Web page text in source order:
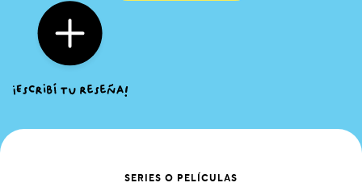
SERIES O PELÍCULAS